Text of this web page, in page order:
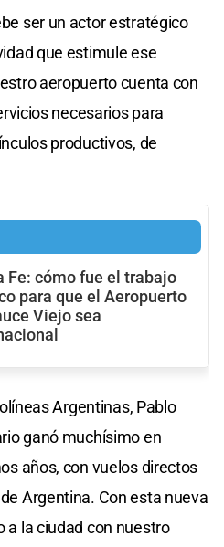
ser un actor estratégico
que estimule ese
aeropuerto cuenta con
necesarios para
productivos, de
Fe: cómo fue el trabajo
para que el Aeropuerto
Viejo sea
Argentinas, Pablo
ganó muchísimo en
años, con vuelos directos
Argentina. Con esta nueva
a la ciudad con nuestro